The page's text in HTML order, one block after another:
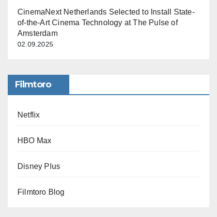
CinemaNext Netherlands Selected to Install State-
of-the-Art Cinema Technology at The Pulse of
Amsterdam
02.09.2025
Filmtoro
Netflix
HBO Max
Disney Plus
Filmtoro Blog